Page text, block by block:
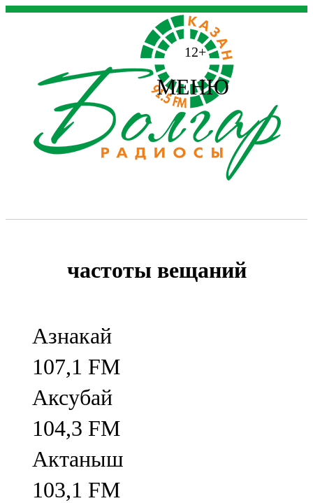
12+
МЕНЮ
частоты вещаний
Азнакай
107,1 FM
Аксубай
104,3 FM
Актаныш
103,1 FM